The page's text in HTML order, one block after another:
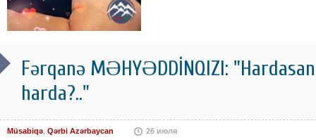
Fərqanə MƏHYƏDDİNQIZI:
harda?.."
Müsabiqə, Qərbi Azərbaycan 26 июля